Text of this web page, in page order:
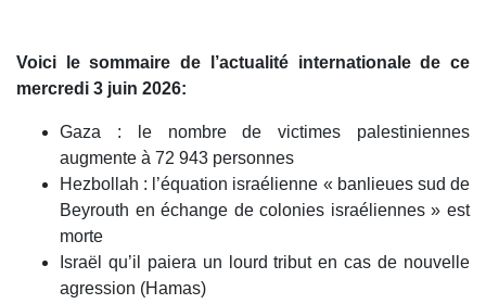
Voici le sommaire de l’actualité internationale de ce
mercredi 3 juin 2026:
Gaza : le nombre de victimes palestiniennes
augmente à 72 943 personnes
Hezbollah : l’équation israélienne « banlieues sud de
Beyrouth en échange de colonies israéliennes » est
morte
Israël qu’il paiera un lourd tribut en cas de nouvelle
agression (Hamas)